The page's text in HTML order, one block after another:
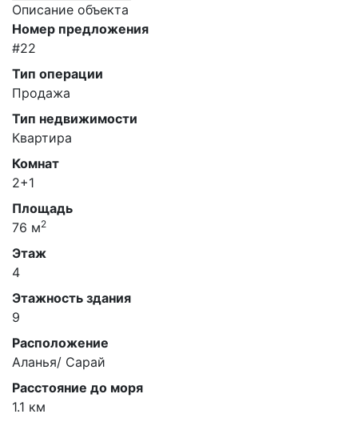
Описание объекта
Номер предложения
#22
Тип операции
Продажа
Тип недвижимости
Квартира
Комнат
2+1
Площадь
76 м2
Этаж
4
Этажность здания
9
Расположение
Аланья/ Сарай
Расстояние до моря
1.1 км